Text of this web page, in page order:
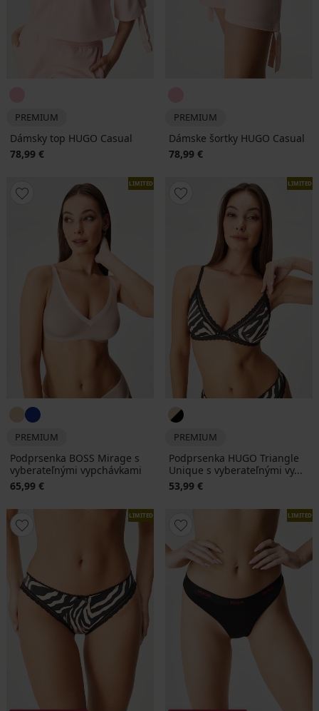
PREMIUM
Dámsky top HUGO Casual
78,99 €
PREMIUM
Dámske šortky HUGO Casual
78,99 €
LIMITED
PREMIUM
Podprsenka BOSS Mirage s
vyberateľnými vypchávkami
65,99 €
LIMITED
PREMIUM
Podprsenka HUGO Triangle
Unique s vyberateľnými vy...
53,99 €
LIMITED LIMITED